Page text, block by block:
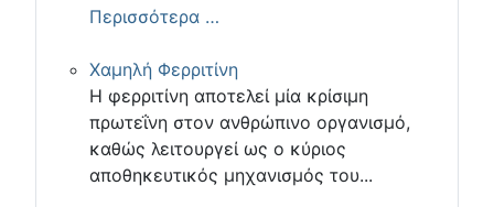
Περισσότερα …
Χαμηλή Φερριτίνη
Η φερριτίνη αποτελεί μία κρίσιμη
πρωτεΐνη στον ανθρώπινο οργανισμό,
καθώς λειτουργεί ως ο κύριος
αποθηκευτικός μηχανισμός του...